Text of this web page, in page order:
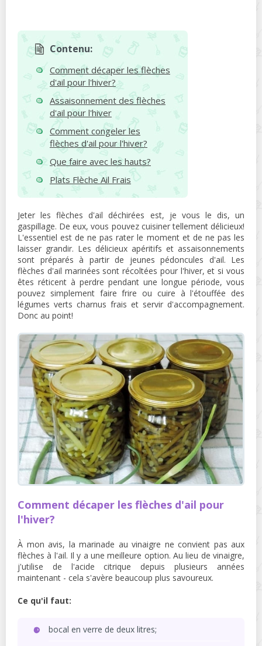
Contenu:
Comment décaper les flèches
d'ail pour l'hiver?
Assaisonnement des flèches
d'ail pour l'hiver
Comment congeler les
flèches d'ail pour l'hiver?
Que faire avec les hauts?
Plats Flèche Ail Frais
Jeter les flèches d'ail déchirées est, je vous le dis, un
gaspillage. De eux, vous pouvez cuisiner tellement délicieux!
L'essentiel est de ne pas rater le moment et de ne pas les
laisser grandir. Les délicieux apéritifs et assaisonnements
sont préparés à partir de jeunes pédoncules d'ail. Les
flèches d'ail marinées sont récoltées pour l'hiver, et si vous
êtes réticent à perdre pendant une longue période, vous
pouvez simplement faire frire ou cuire à l'étouffée des
légumes verts charnus frais et servir d'accompagnement.
Donc au point!
Comment décaper les flèches d'ail pour
l'hiver?
À mon avis, la marinade au vinaigre ne convient pas aux
flèches à l'ail. Il y a une meilleure option. Au lieu de vinaigre,
j'utilise de l'acide citrique depuis plusieurs années
maintenant - cela s'avère beaucoup plus savoureux.
Ce qu'il faut:
bocal en verre de deux litres;